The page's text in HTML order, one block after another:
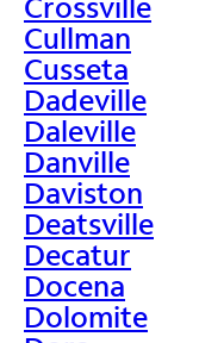
Cullman
Cusseta
Dadeville
Daleville
Danville
Daviston
Deatsville
Decatur
Docena
Dolomite